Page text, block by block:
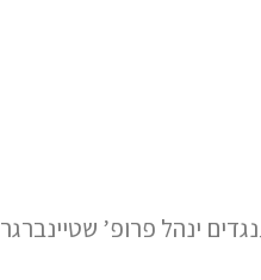
ינהל פרופ’ שטיינברגר